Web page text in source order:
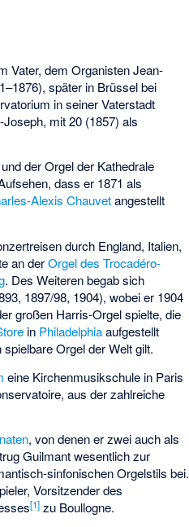
Vater, dem Organisten Jean-
später in Brüssel bei
in seiner Vaterstadt
mit 20 (1857) als
und derOrgel der Kathedrale
dass er 1871 als
Alexis Chauvetangestellt
durch England, Italien,
an derOrgel des Trocadéro-
. Des Weiteren begab sich
1897/98, 1904), wobei er 1904
großen Harris-Orgel spielte, die
in Philadelphiaaufgestellt
Orgel der Welt gilt.
eine Kirchenmusikschule in Paris
aus der zahlreiche
, von denen er zwei auch als
Guilmant wesentlich zur
sinfonischen Orgelstils bei.
Vorsitzender des
[1] zu Boullogne.